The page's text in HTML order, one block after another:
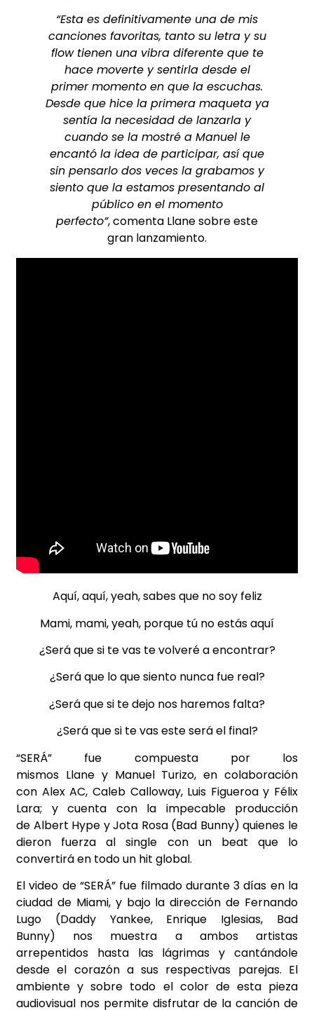
“Esta es definitivamente una de mis
canciones favoritas, tanto su letra y su
flow tienen una vibra diferente que te
hace moverte y sentirla desde el
primer momento en que la escuchas.
Desde que hice la primera maqueta ya
sentía la necesidad de lanzarla y
cuando se la mostré a Manuel le
encantó la idea de participar, así que
sin pensarlo dos veces la grabamos y
siento que la estamos presentando al
público en el momento
perfecto”, comenta Llane sobre este
gran lanzamiento.
Aquí, aquí, yeah, sabes que no soy feliz
Mami, mami, yeah, porque tú no estás aquí
¿Será que si te vas te volveré a encontrar?
¿Será que lo que siento nunca fue real?
¿Será que si te dejo nos haremos falta?
¿Será que si te vas este será el final?
“SERÁ” fue compuesta por los
mismos Llane y Manuel Turizo, en colaboración
con Alex AC, Caleb Calloway, Luis Figueroa y Félix
Lara; y cuenta con la impecable producción
de Albert Hype y Jota Rosa (Bad Bunny) quienes le
dieron fuerza al single con un beat que lo
convertirá en todo un hit global.
El video de “SERÁ” fue filmado durante 3 días en la
ciudad de Miami, y bajo la dirección de Fernando
Lugo (Daddy Yankee, Enrique Iglesias, Bad
Bunny) nos muestra a ambos artistas
arrepentidos hasta las lágrimas y cantándole
desde el corazón a sus respectivas parejas. El
ambiente y sobre todo el color de esta pieza
audiovisual nos permite disfrutar de la canción de